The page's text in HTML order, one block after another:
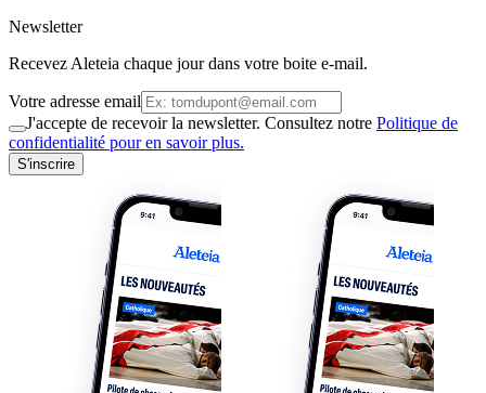
Newsletter
Recevez Aleteia chaque jour dans votre boite e-mail.
Votre adresse email
J'accepte de recevoir la newsletter. Consultez notre Politique de
confidentialité pour en savoir plus.
S'inscrire